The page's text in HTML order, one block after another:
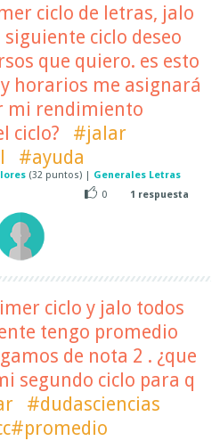
ciclo de letras, jalo
ciclo deseo
que quiero. es esto
horarios me asignará
mi rendimiento
ciclo?
#jalar
#ayuda
(32 puntos) | Generales Letras
0
1 respuesta
ciclo y jalo todos
tengo promedio
de nota 2 . ¿que
segundo ciclo para q
#dudasciencias